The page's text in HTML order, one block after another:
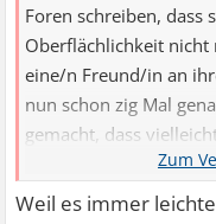
Foren schreiben, dass
Oberflächlichkeit nicht
eine/n Freund/in an
nun schon zig Mal
gemacht, dass
wird, und dann
nichts mehr. Kann mir
Weil es immer